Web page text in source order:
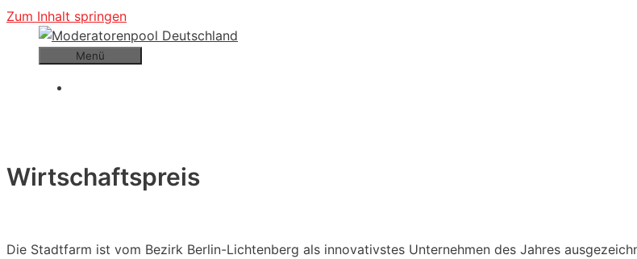
Zum Inhalt springen
Menü
Wirtschaftspreis
Die Stadtfarm ist vom Bezirk Berlin-Lichtenberg als innovativstes Unternehmen des Jahres